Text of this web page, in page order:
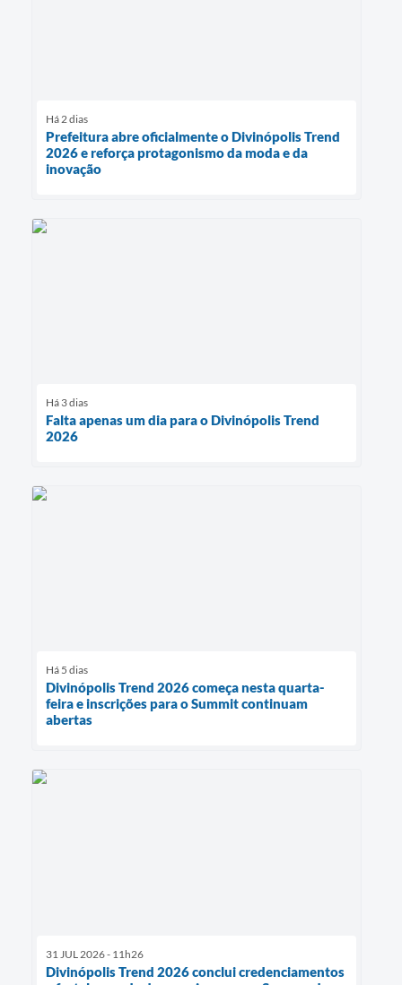
Há 2 dias
Prefeitura abre oficialmente o Divinópolis Trend
2026 e reforça protagonismo da moda e da
inovação
Há 3 dias
Falta apenas um dia para o Divinópolis Trend
2026
Há 5 dias
Divinópolis Trend 2026 começa nesta quarta-
feira e inscrições para o Summit continuam
abertas
31 JUL 2026 - 11h26
Divinópolis Trend 2026 conclui credenciamentos